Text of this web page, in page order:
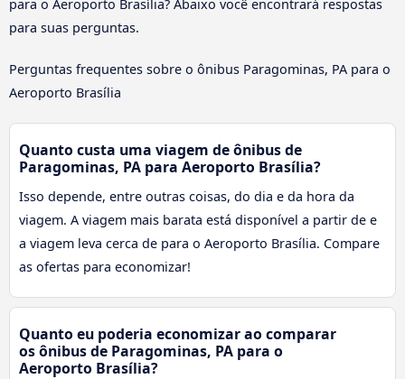
para o Aeroporto Brasília? Abaixo você encontrará respostas
para suas perguntas.
Perguntas frequentes sobre o ônibus Paragominas, PA para o
Aeroporto Brasília
Quanto custa uma viagem de ônibus de
Paragominas, PA para Aeroporto Brasília?
Isso depende, entre outras coisas, do dia e da hora da
viagem. A viagem mais barata está disponível a partir de e
a viagem leva cerca de para o Aeroporto Brasília. Compare
as ofertas para economizar!
Quanto eu poderia economizar ao comparar
os ônibus de Paragominas, PA para o
Aeroporto Brasília?